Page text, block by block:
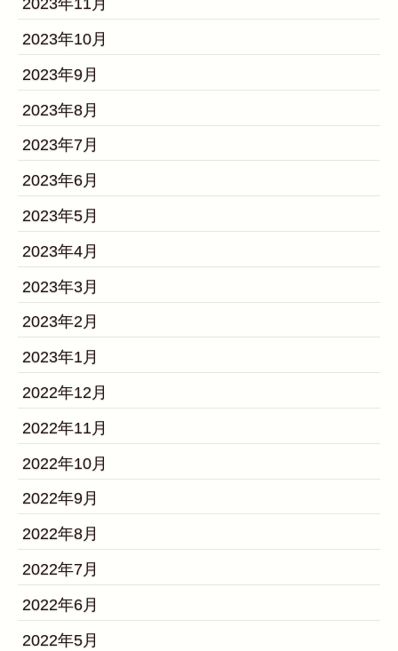
2023年11月
2023年10月
2023年9月
2023年8月
2023年7月
2023年6月
2023年5月
2023年4月
2023年3月
2023年2月
2023年1月
2022年12月
2022年11月
2022年10月
2022年9月
2022年8月
2022年7月
2022年6月
2022年5月